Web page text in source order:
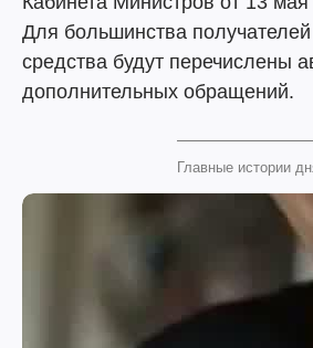
Для большинства
средства будут перечислены
дополнительных обращений.
Главные истории